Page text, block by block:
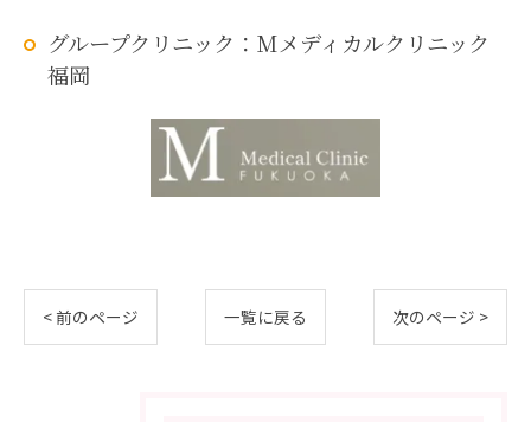
グループクリニック：Mメディカルクリニック
福岡
< 前のページ 一覧に戻る 次のページ >